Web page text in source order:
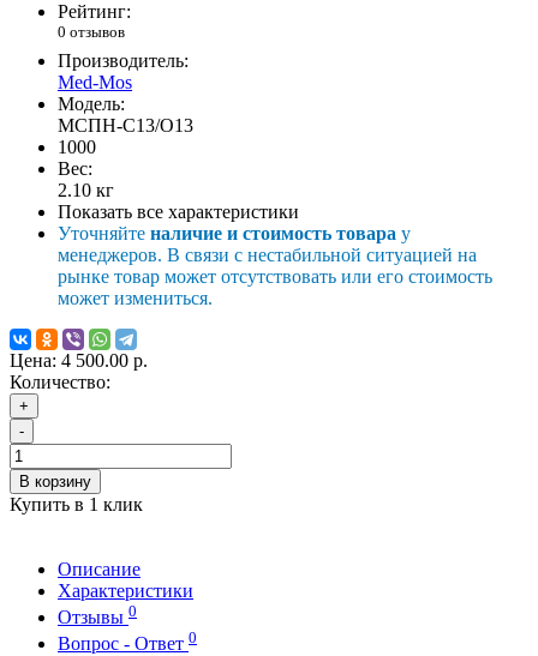
Рейтинг:
0 отзывов
Производитель:
Med-Mos
Модель:
МСПН-С13/О13
1000
Вес:
2.10 кг
Показать все характеристики
Уточняйте наличие и стоимость товара у
менеджеров. В связи с нестабильной ситуацией на
рынке товар может отсутствовать или его стоимость
может измениться.
Цена: 4 500.00 р.
Количество:
+
-
В корзину
Купить в 1 клик
Описание
Характеристики
Отзывы 0
Вопрос - Ответ 0